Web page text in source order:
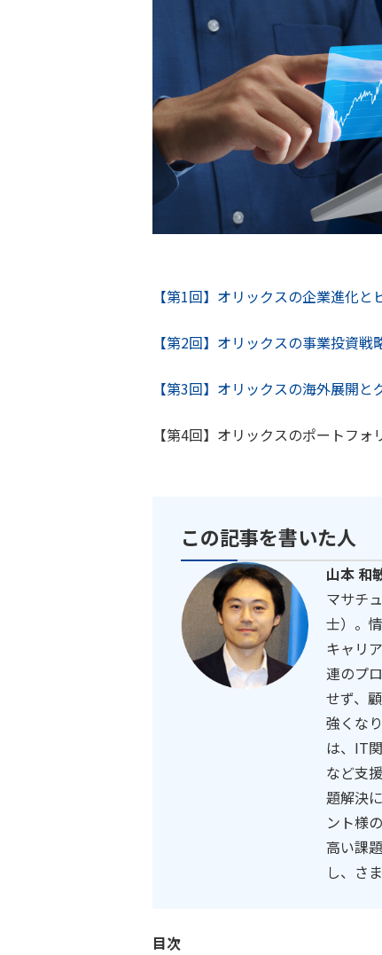
【第1回】オリックスの企業進化
【第2回】オリックスの事業投資戦
【第3回】オリックスの海外展開
【第4回】オリックスのポートフ
この記事を書いた人
山本 和
マサチ
士）。
キャリ
連のプ
せず、
強くな
は、IT
など支
題解決
ント様
高い課
し、さ
目次